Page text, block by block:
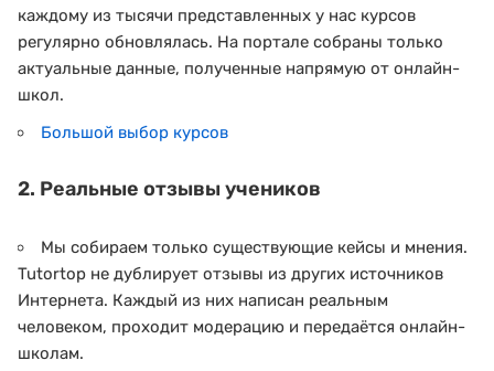
каждому из тысячи представленных у нас курсов
регулярно обновлялась. На портале собраны только
актуальные данные, полученные напрямую от онлайн-
школ.
Большой выбор курсов
2. Реальные отзывы учеников
Мы собираем только существующие кейсы и мнения.
Tutortop не дублирует отзывы из других источников
Интернета. Каждый из них написан реальным
человеком, проходит модерацию и передаётся онлайн-
школам.